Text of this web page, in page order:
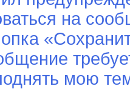
на
мою